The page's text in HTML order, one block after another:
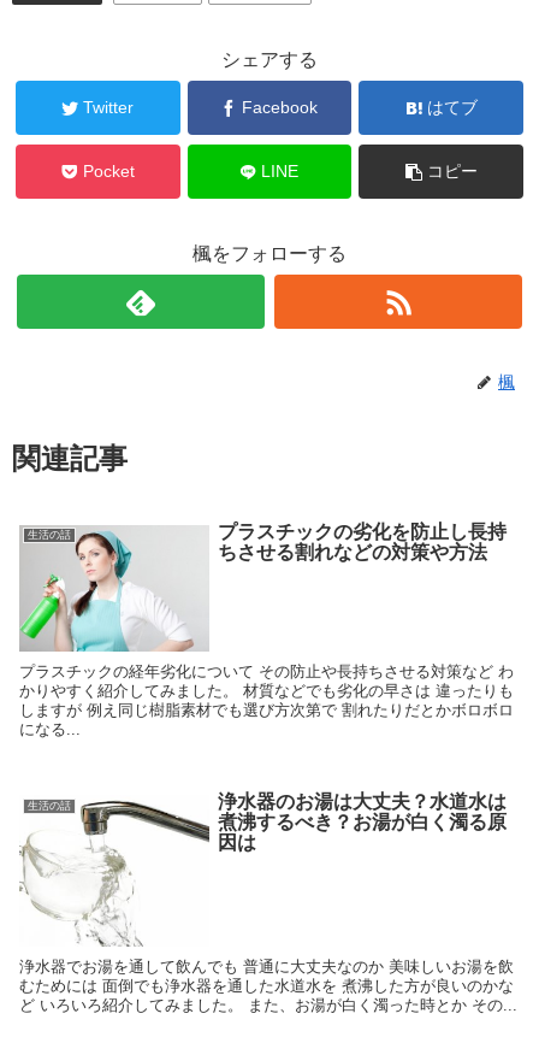
シェアする
Twitter Facebook はてブ
Pocket LINE コピー
楓をフォローする
楓
関連記事
生活の話
プラスチックの劣化を防止し長持
ちさせる割れなどの対策や方法
プラスチックの経年劣化について その防止や長持ちさせる対策など わ
かりやすく紹介してみました。 材質などでも劣化の早さは 違ったりも
しますが 例え同じ樹脂素材でも選び方次第で 割れたりだとかボロボロ
になる...
生活の話
浄水器のお湯は大丈夫？水道水は
煮沸するべき？お湯が白く濁る原
因は
浄水器でお湯を通して飲んでも 普通に大丈夫なのか 美味しいお湯を飲
むためには 面倒でも浄水器を通した水道水を 煮沸した方が良いのかな
ど いろいろ紹介してみました。 また、お湯が白く濁った時とか その...